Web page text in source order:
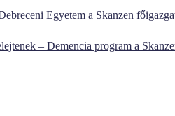
Egyetem a Skanzen
– Demencia program a